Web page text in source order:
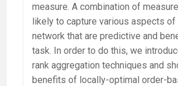
measure. A combination of
likely to capture various aspects of
network that are predictive and
task. In order to do this, we
rank aggregation techniques and
benefits of locally-optimal order-